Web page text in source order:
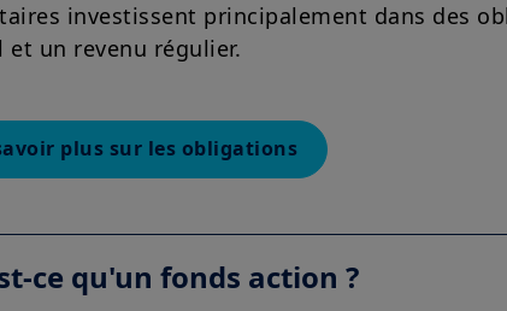
investissent principalement dans des
et un revenu régulier.
plus sur les obligations
ce qu'un fonds action ?